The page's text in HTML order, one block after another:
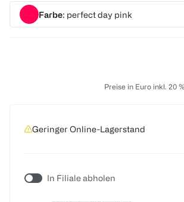
Farbe: perfect day pink
Preise in Euro inkl. 20
Geringer Online-Lagerstand
In Filiale abholen